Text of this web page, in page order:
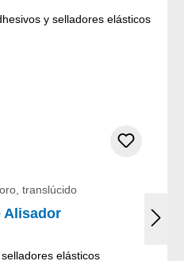
translúcido
Alisador
elásticos